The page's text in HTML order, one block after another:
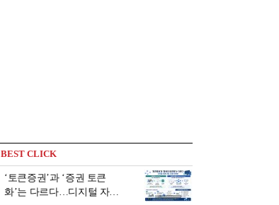
BEST CLICK
‘토큰증권’과 ‘증권 토큰
화’는 다르다…디지털 자본